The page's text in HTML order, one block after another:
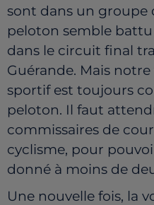
sont dans un groupe
peloton semble
dans le circuit final
Guérande. Mais
sportif est toujours
peloton. Il faut
commissaires de
cyclisme, pour
donné à moins de
Une nouvelle fois, la